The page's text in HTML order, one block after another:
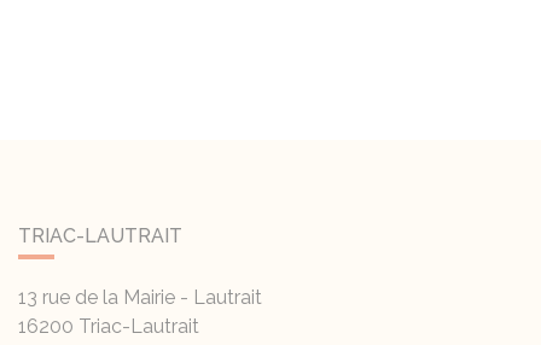
TRIAC-LAUTRAIT
13 rue de la Mairie - Lautrait
16200 Triac-Lautrait